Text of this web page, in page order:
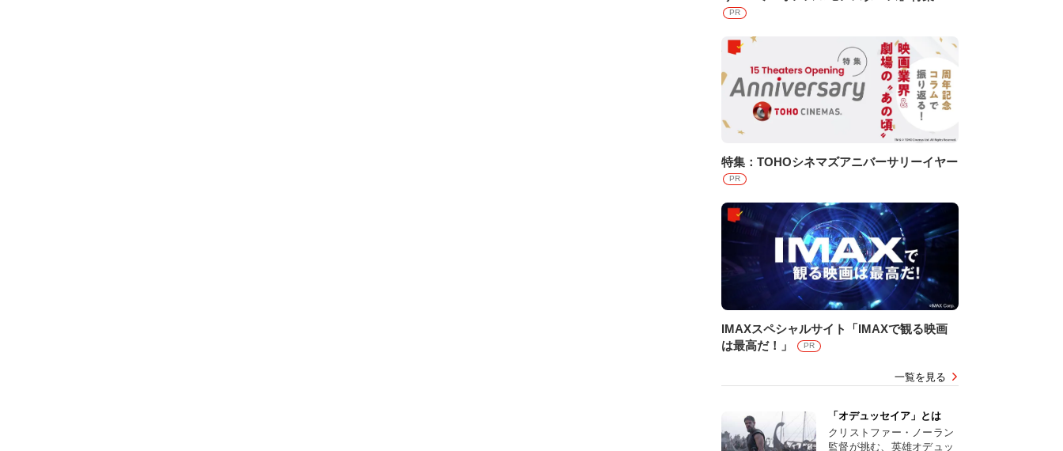
PR
特集：TOHOシネマズアニバーサリーイヤー
PR
IMAXスペシャルサイト「IMAXで観る映画
は最高だ！」
PR
一覧を見る
「オデュッセイア」とは
クリストファー・ノーラン
監督が挑む、英雄オデュッ